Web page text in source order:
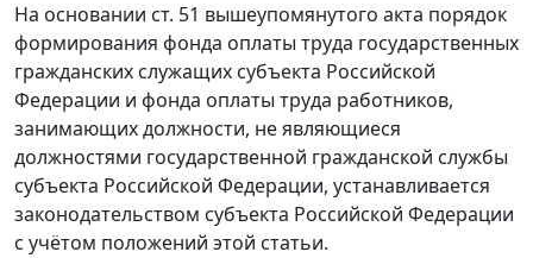
На основании ст. 51 вышеупомянутого акта порядок
формирования фонда оплаты труда государственных
гражданских служащих субъекта Российской
Федерации и фонда оплаты труда работников,
занимающих должности, не являющиеся
должностями государственной гражданской службы
субъекта Российской Федерации, устанавливается
законодательством субъекта Российской Федерации
с учётом положений этой статьи.